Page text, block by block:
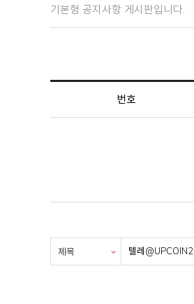
기본형 공지사항 게시판입니다.
번호